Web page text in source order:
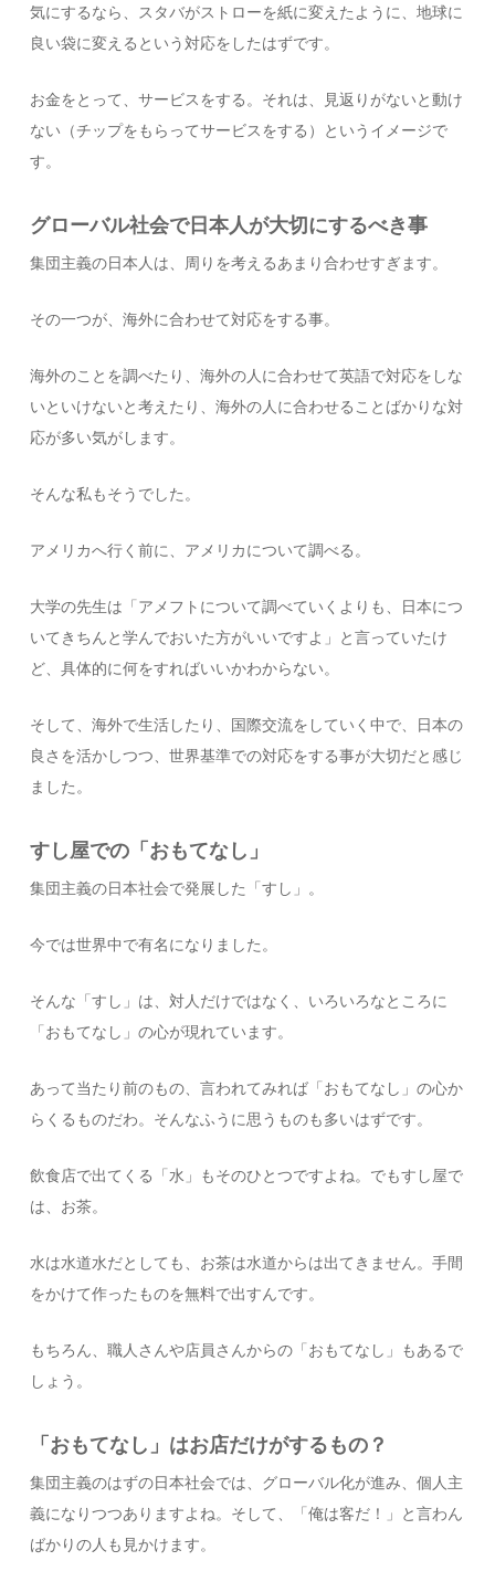
気にするなら、スタバがストローを紙に変えたように、地球に
良い袋に変えるという対応をしたはずです。
お金をとって、サービスをする。それは、見返りがないと動け
ない（チップをもらってサービスをする）というイメージで
す。
グローバル社会で日本人が大切にするべき事
集団主義の日本人は、周りを考えるあまり合わせすぎます。
その一つが、海外に合わせて対応をする事。
海外のことを調べたり、海外の人に合わせて英語で対応をしな
いといけないと考えたり、海外の人に合わせることばかりな対
応が多い気がします。
そんな私もそうでした。
アメリカへ行く前に、アメリカについて調べる。
大学の先生は「アメフトについて調べていくよりも、日本につ
いてきちんと学んでおいた方がいいですよ」と言っていたけ
ど、具体的に何をすればいいかわからない。
そして、海外で生活したり、国際交流をしていく中で、日本の
良さを活かしつつ、世界基準での対応をする事が大切だと感じ
ました。
すし屋での「おもてなし」
集団主義の日本社会で発展した「すし」。
今では世界中で有名になりました。
そんな「すし」は、対人だけではなく、いろいろなところに
「おもてなし」の心が現れています。
あって当たり前のもの、言われてみれば「おもてなし」の心か
らくるものだわ。そんなふうに思うものも多いはずです。
飲食店で出てくる「水」もそのひとつですよね。でもすし屋で
は、お茶。
水は水道水だとしても、お茶は水道からは出てきません。手間
をかけて作ったものを無料で出すんです。
もちろん、職人さんや店員さんからの「おもてなし」もあるで
しょう。
「おもてなし」はお店だけがするもの？
集団主義のはずの日本社会では、グローバル化が進み、個人主
義になりつつありますよね。そして、「俺は客だ！」と言わん
ばかりの人も見かけます。